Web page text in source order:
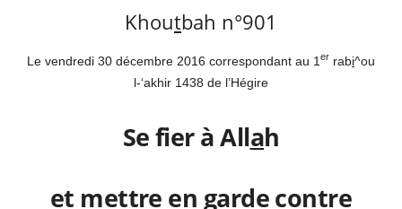
Khoutbah n°901
Le vendredi 30 décembre 2016 correspondant au 1 er rabi^ou
l-‘akhir 1438 de l’Hégire
Se fier à Allah
et mettre en garde contre